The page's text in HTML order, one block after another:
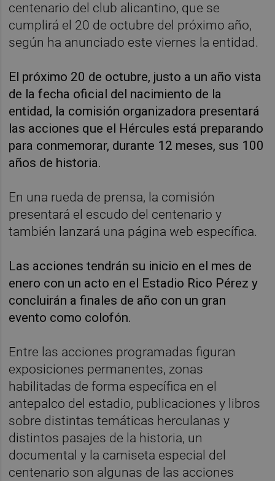
centenario del club alicantino, que se
cumplirá el 20 de octubre del próximo año,
según ha anunciado este viernes la entidad.
El próximo 20 de octubre, justo a un año vista
de la fecha oficial del nacimiento de la
entidad, la comisión organizadora presentará
las acciones que el Hércules está preparando
para conmemorar, durante 12 meses, sus 100
años de historia.
En una rueda de prensa, la comisión
presentará el escudo del centenario y
también lanzará una página web específica.
Las acciones tendrán su inicio en el mes de
enero con un acto en el Estadio Rico Pérez y
concluirán a finales de año con un gran
evento como colofón.
Entre las acciones programadas figuran
exposiciones permanentes, zonas
habilitadas de forma específica en el
antepalco del estadio, publicaciones y libros
sobre distintas temáticas herculanas y
distintos pasajes de la historia, un
documental y la camiseta especial del
centenario son algunas de las acciones